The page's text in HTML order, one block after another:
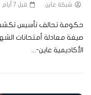
شبكة عاين قبل 7 أيام
حكومة تحالف تأسيس
صيغة معادلة أمتحانات
الأكاديمية عاين-...